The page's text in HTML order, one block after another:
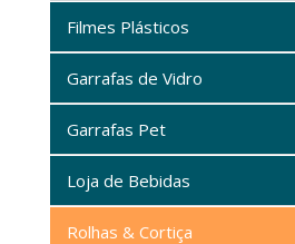
Filmes Plásticos
Garrafas de Vidro
Garrafas Pet
Loja de Bebidas
Rolhas & Cortiça